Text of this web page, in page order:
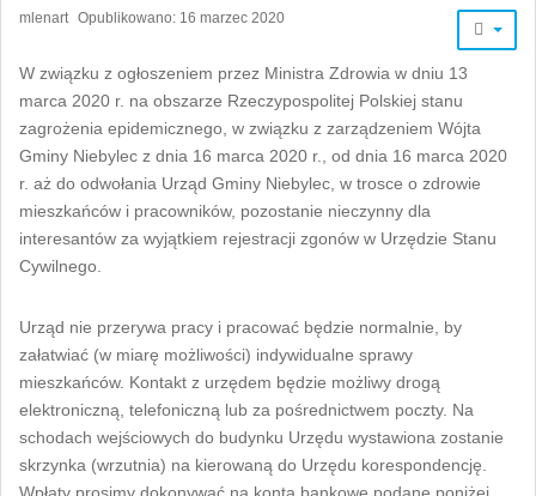
mlenart Opublikowano: 16 marzec 2020
W związku z ogłoszeniem przez Ministra Zdrowia w dniu 13
marca 2020 r. na obszarze Rzeczypospolitej Polskiej stanu
zagrożenia epidemicznego, w związku z zarządzeniem Wójta
Gminy Niebylec z dnia 16 marca 2020 r., od dnia 16 marca 2020
r. aż do odwołania Urząd Gminy Niebylec, w trosce o zdrowie
mieszkańców i pracowników, pozostanie nieczynny dla
interesantów za wyjątkiem rejestracji zgonów w Urzędzie Stanu
Cywilnego.
Urząd nie przerywa pracy i pracować będzie normalnie, by
załatwiać (w miarę możliwości) indywidualne sprawy
mieszkańców. Kontakt z urzędem będzie możliwy drogą
elektroniczną, telefoniczną lub za pośrednictwem poczty. Na
schodach wejściowych do budynku Urzędu wystawiona zostanie
skrzynka (wrzutnia) na kierowaną do Urzędu korespondencję.
Wpłaty prosimy dokonywać na konta bankowe podane poniżej.